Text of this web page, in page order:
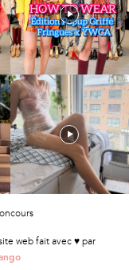
web fait avec ♥ par